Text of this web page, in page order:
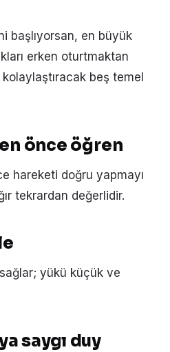
başlıyorsan, en büyük
erken oturtmaktan
beş temel
önce öğren
hareketi doğru yapmayı
tekrardan değerlidir.
yükü küçük ve
saygı duy